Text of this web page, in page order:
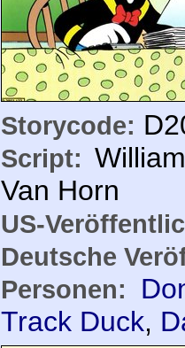
Storycode:
Script:
Van Horn
US-
Deutsche
Personen:
Track Duck,